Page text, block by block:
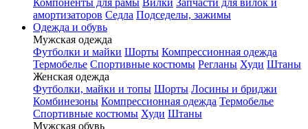
Компоненты для рамы Вилки Запчасти для вилок и
амортизаторов Седла Подседелы, зажимы
Одежда и обувь
Мужская одежда
Футболки и майки Шорты Компрессионная одежда
Термобелье Спортивные костюмы Регланы Худи Штаны
Женская одежда
Футболки, майки и топы Шорты Лосины и бриджи
Комбинезоны Компрессионная одежда Термобелье
Спортивные костюмы Худи Штаны
Мужская обувь